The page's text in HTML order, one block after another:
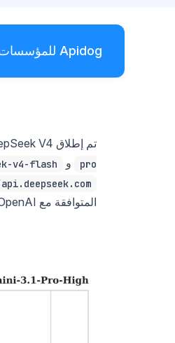
Apidog للمؤسسات
تم إطلاق DeepSeek V4 مع واجهة برمجة التطبيقات (API) مباشرة في اليوم الأول. معرّفات النموذج هي
pro
و v4-flash
المتوافقة مع OpenAI سيعمل مع V4 بمجرد تبديل عنوان URL الأساسي.